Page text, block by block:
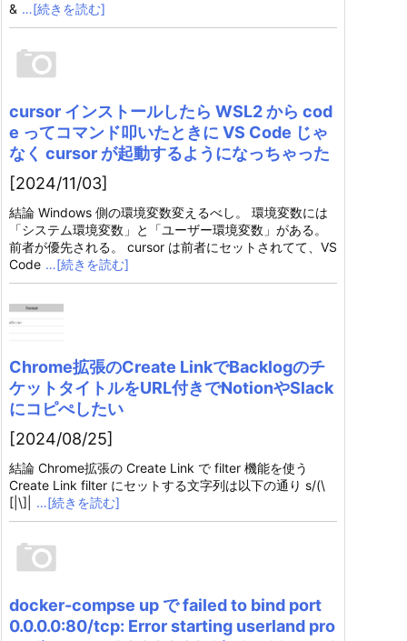
& …[続きを読む]
cursor インストールしたら WSL2 から cod
e ってコマンド叩いたときに VS Code じゃ
なく cursor が起動するようになっちゃった
[2024/11/03]
結論 Windows 側の環境変数変えるべし。 環境変数には
「システム環境変数」と「ユーザー環境変数」がある。
前者が優先される。 cursor は前者にセットされてて、VS
Code …[続きを読む]
Chrome拡張のCreate LinkでBacklogのチ
ケットタイトルをURL付きでNotionやSlack
にコピぺしたい
[2024/08/25]
結論 Chrome拡張の Create Link で filter 機能を使う
Create Link filter にセットする文字列は以下の通り s/(\
[|\]|
…[続きを読む]
docker-compse up で failed to bind port
0.0.0.0:80/tcp: Error starting userland pro